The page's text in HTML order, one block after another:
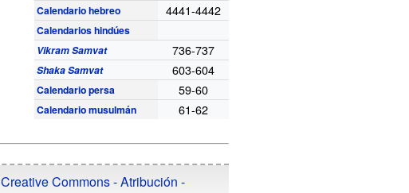
Calendario hebreo 4441-4442
Calendarios hindúes
Vikram Samvat
736-737
Shaka Samvat 603-604
Calendario persa 59-60
Calendario musulmán 61-62
Creative Commons - Atribución -